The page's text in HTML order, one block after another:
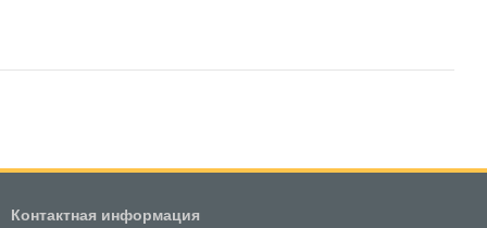
Контактная информация